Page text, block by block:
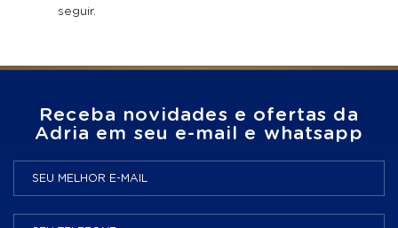
seguir.
Receba novidades e ofertas da
Adria em seu e-mail e whatsapp